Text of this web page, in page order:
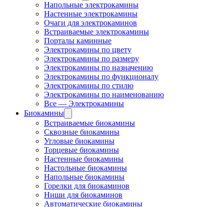
Напольные электрокамины
Настенные электрокамины
Очаги для электрокаминов
Встраиваемые электрокамины
Порталы каминные
Электрокамины по цвету
Электрокамины по размеру
Электрокамины по назначению
Электрокамины по функционалу
Электрокамины по стилю
Электрокамины по наименованию
Все — Электрокамины
Биокамины
Встраиваемые биокамины
Сквозные биокамины
Угловые биокамины
Торцевые биокамины
Настенные биокамины
Настольные биокамины
Напольные биокамины
Горелки для биокаминов
Ниши для биокаминов
Автоматические биокамины